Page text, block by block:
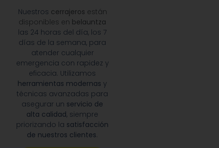
Nuestros cerrajeros están
disponibles en belauntza
las 24 horas del día, los 7
días de la semana, para
atender cualquier
emergencia con rapidez y
eficacia. Utilizamos
herramientas modernas y
técnicas avanzadas para
asegurar un servicio de
alta calidad, siempre
priorizando la satisfacción
de nuestros clientes.